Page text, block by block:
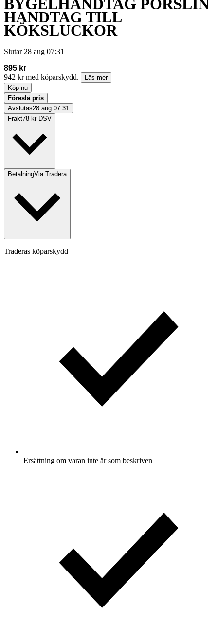
BYGELHANDTAG PORSLIN
HANDTAG TILL
KÖKSLUCKOR
Slutar 28 aug 07:31
895 kr
942 kr med köparskydd.
Läs mer
Köp nu
Föreslå pris
Avslutas28 aug 07:31
Frakt78 kr DSV
BetalningVia Tradera
Traderas köparskydd
Ersättning om varan inte är som beskriven